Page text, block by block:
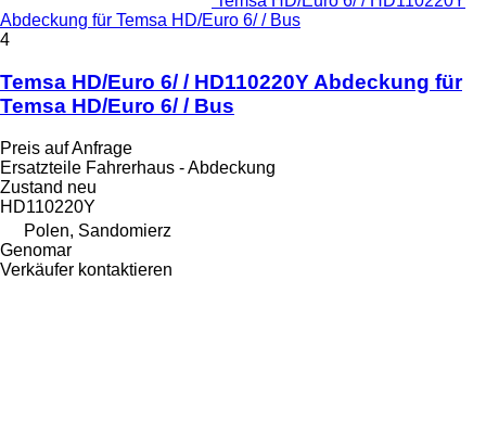
Abdeckung für Temsa HD/Euro 6/ / Bus
4
Temsa HD/Euro 6/ / HD110220Y Abdeckung für
Temsa HD/Euro 6/ / Bus
Preis auf Anfrage
Ersatzteile Fahrerhaus - Abdeckung
Zustand neu
HD110220Y
Polen, Sandomierz
Genomar
Verkäufer kontaktieren